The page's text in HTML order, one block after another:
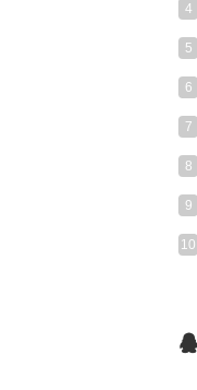
4
5
6
7
8
9
10